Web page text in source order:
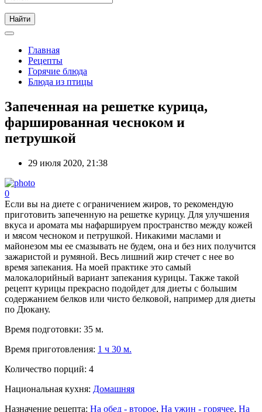
Главная
Рецепты
Горячие блюда
Блюда из птицы
Запеченная на решетке курица,
фаршированная чесноком и
петрушкой
29 июля 2020, 21:38
0
Если вы на диете с ограничением жиров, то рекомендую
приготовить запеченную на решетке курицу. Для улучшения
вкуса и аромата мы нафаршируем пространство между кожей
и мясом чесноком и петрушкой. Никакими маслами и
майонезом мы ее смазывать не будем, она и без них получится
зажаристой и румяной. Весь лишний жир стечет с нее во
время запекания. На моей практике это самый
малокалорийный вариант запекания курицы. Также такой
рецепт курицы прекрасно подойдет для диеты с большим
содержанием белков или чисто белковой, например для диеты
по Дюкану.
Время подготовки: 35 м.
Время приготовления: 1 ч 30 м.
Количество порций: 4
Национальная кухня: Домашняя
Назначение рецепта: На обед - второе, На ужин - горячее, На